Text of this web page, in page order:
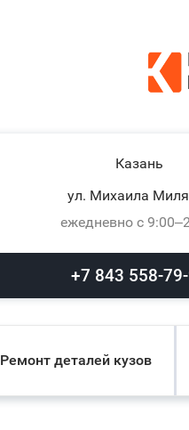
Казань
ул. Михаила
ежедневно с
+7 843 558-
Ремонт деталей кузов